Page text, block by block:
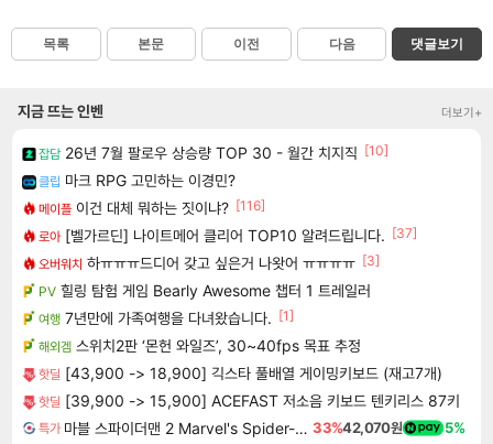
목록 본문 이전 다음 댓글보기
지금 뜨는 인벤 더보기+
잡담 26년 7월 팔로우 상승량 TOP 30 - 월간 치지직 [10]
클립 마크 RPG 고민하는 이경민?
메이플 이건 대체 뭐하는 짓이냐? [116]
로아 [벨가르딘] 나이트메어 클리어 TOP10 알려드립니다. [37]
오버워치 하ㅠㅠㅠ드디어 갖고 싶은거 나왓어 ㅠㅠㅠㅠ [3]
PV 힐링 탐험 게임 Bearly Awesome 챕터 1 트레일러
여행 7년만에 가족여행을 다녀왔습니다. [1]
해외겜 스위치2판 ‘몬헌 와일즈’, 30~40fps 목표 추정
핫딜 [43,900 -> 18,900] 긱스타 풀배열 게이밍키보드 (재고7개)
핫딜 [39,900 -> 15,900] ACEFAST 저소음 키보드 텐키리스 87키
특가 마블 스파이더맨 2 Marvel's Spider-Man 2 33%42,070원 5%